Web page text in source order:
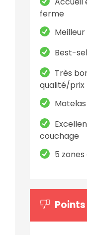
ferme
Best-
Très
qualité/prix
couchage
5